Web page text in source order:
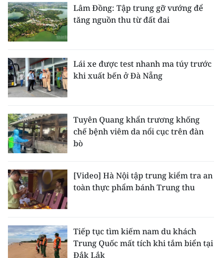
Lâm Đồng: Tập trung gỡ vướng để
tăng nguồn thu từ đất đai
Lái xe được test nhanh ma túy trước
khi xuất bến ở Đà Nẵng
Tuyên Quang khẩn trương khống
chế bệnh viêm da nổi cục trên đàn
bò
[Video] Hà Nội tập trung kiểm tra an
toàn thực phẩm bánh Trung thu
Tiếp tục tìm kiếm nam du khách
Trung Quốc mất tích khi tắm biển tại
Đắk Lắk